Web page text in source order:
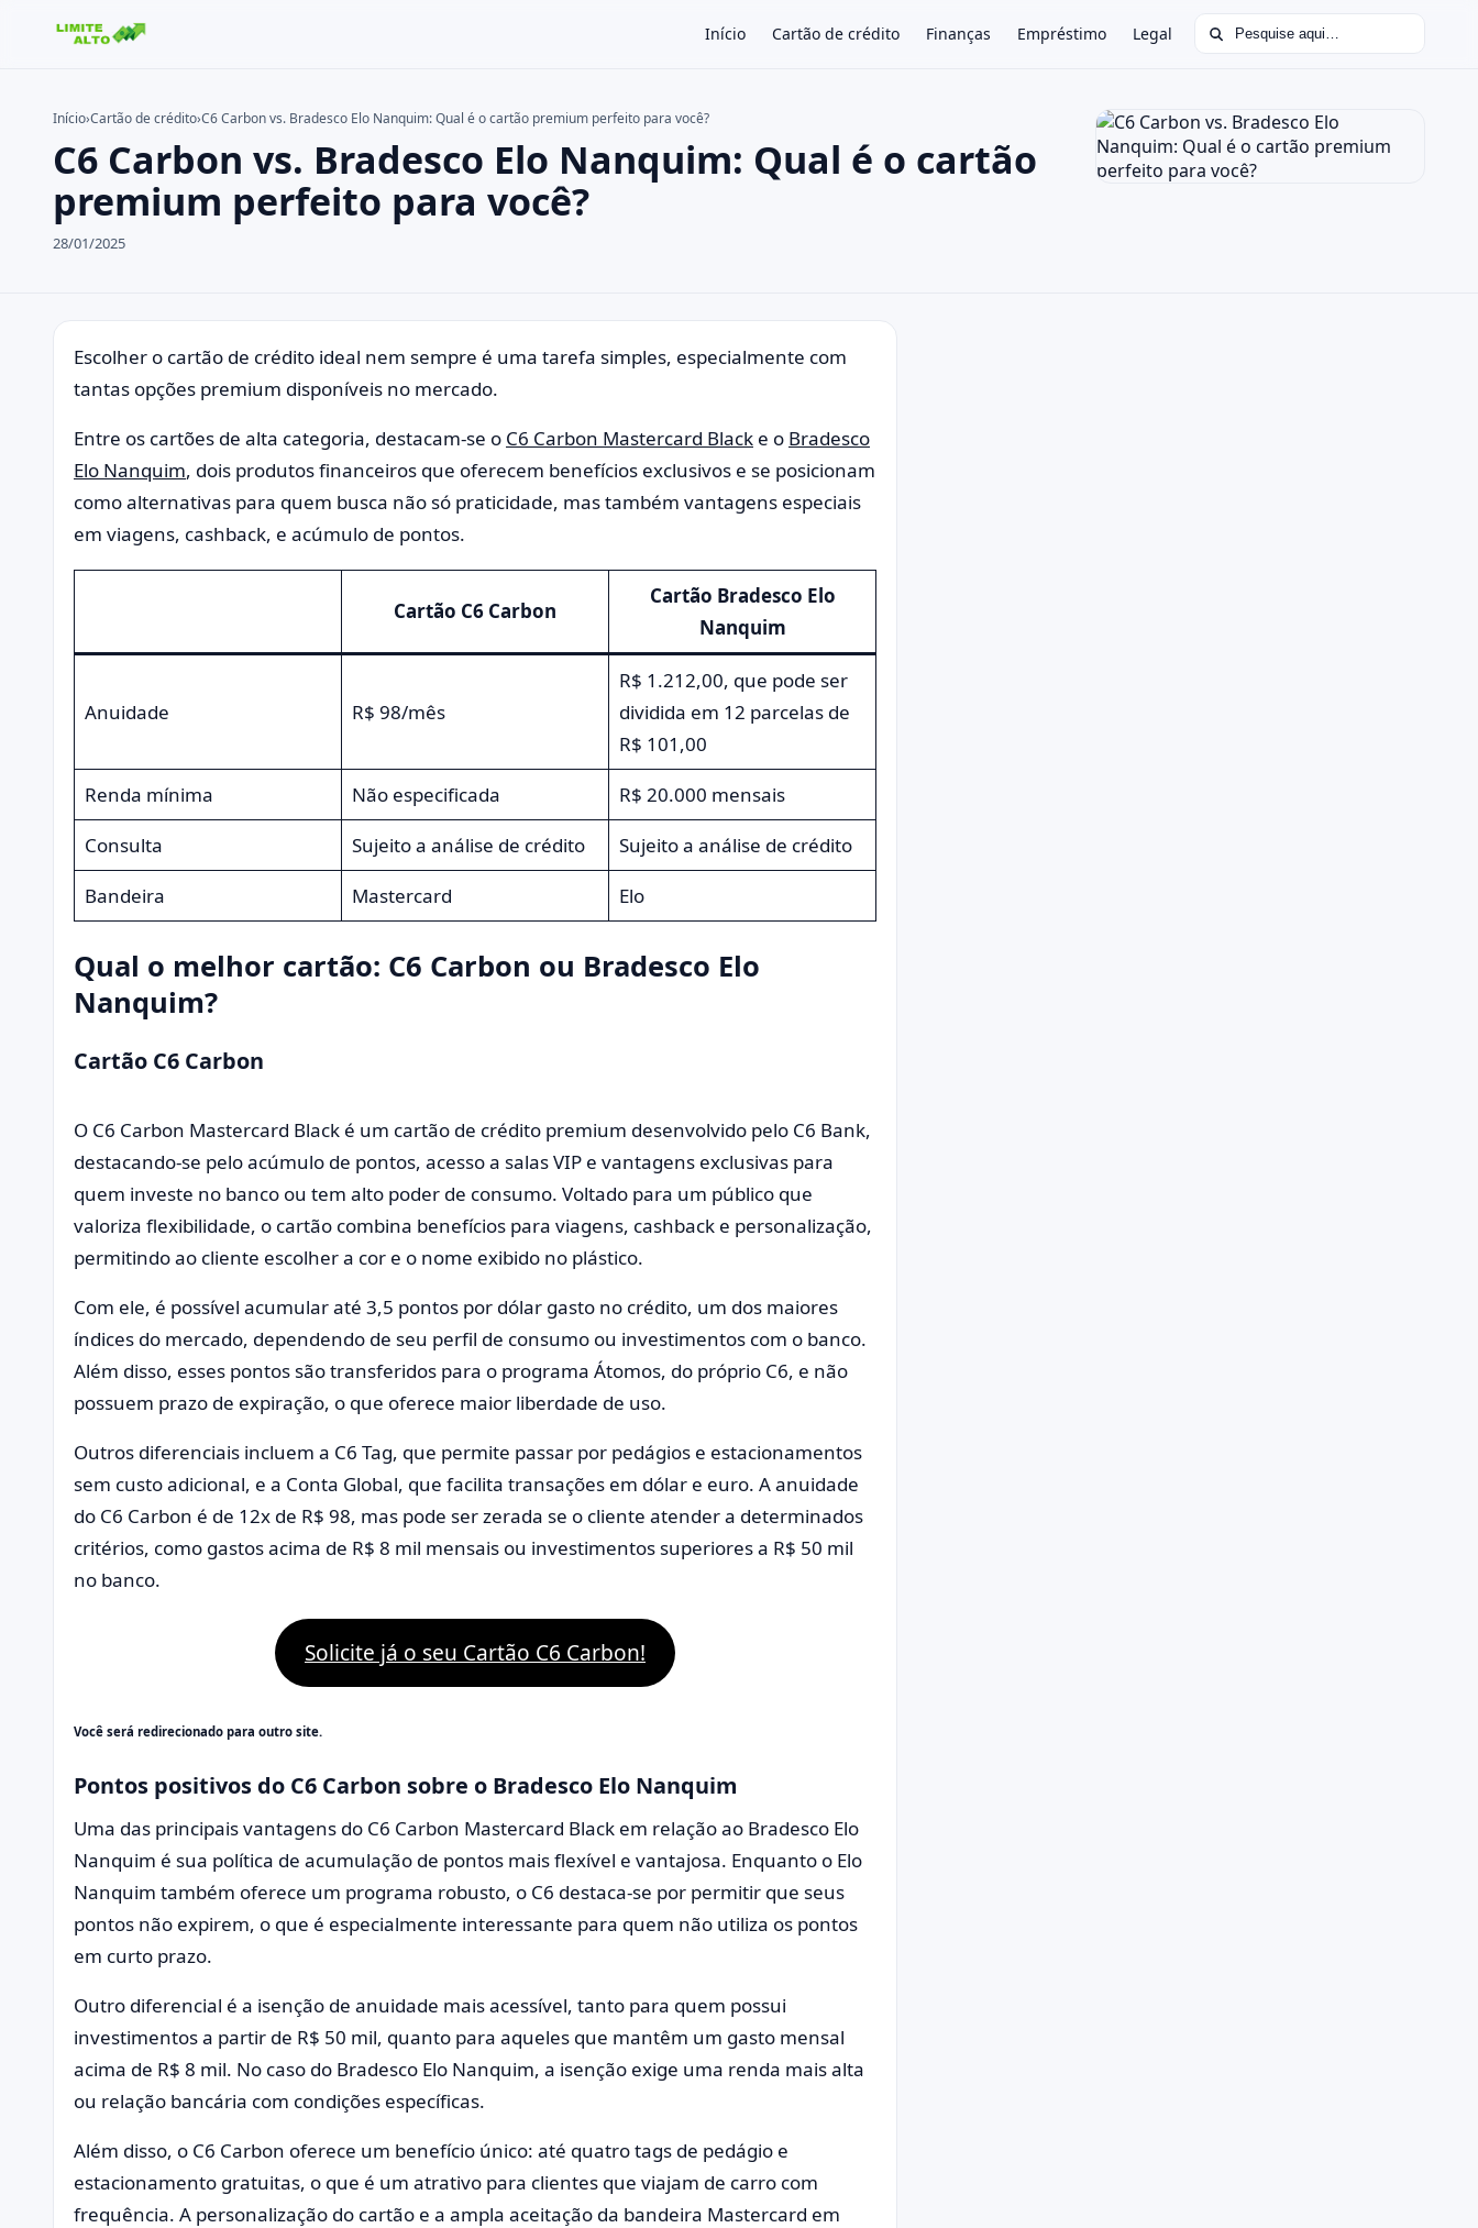
Início Cartão de crédito Finanças Empréstimo Legal Buscar por:
Buscar no site ×
Pressione Enter para buscar ou ESC para fechar.
Início›Cartão de crédito›C6 Carbon vs. Bradesco Elo Nanquim: Qual é o cartão premium perfeito para você?
C6 Carbon vs. Bradesco Elo Nanquim: Qual é o cartão
premium perfeito para você?
28/01/2025
Escolher o cartão de crédito ideal nem sempre é uma tarefa simples, especialmente com
tantas opções premium disponíveis no mercado.
Entre os cartões de alta categoria, destacam-se o C6 Carbon Mastercard Black e o Bradesco
Elo Nanquim, dois produtos financeiros que oferecem benefícios exclusivos e se posicionam
como alternativas para quem busca não só praticidade, mas também vantagens especiais
em viagens, cashback, e acúmulo de pontos.
Cartão C6 Carbon
Cartão Bradesco Elo
Nanquim
Anuidade R$ 98/mês
R$ 1.212,00, que pode ser
dividida em 12 parcelas de
R$ 101,00
Renda mínima
Não especificada
R$ 20.000 mensais
Consulta
Sujeito a análise de crédito
Sujeito a análise de crédito
Bandeira
Mastercard Elo
Qual o melhor cartão: C6 Carbon ou Bradesco Elo
Nanquim?
Cartão C6 Carbon
O C6 Carbon Mastercard Black é um cartão de crédito premium desenvolvido pelo C6 Bank,
destacando-se pelo acúmulo de pontos, acesso a salas VIP e vantagens exclusivas para
quem investe no banco ou tem alto poder de consumo. Voltado para um público que
valoriza flexibilidade, o cartão combina benefícios para viagens, cashback e personalização,
permitindo ao cliente escolher a cor e o nome exibido no plástico.
Com ele, é possível acumular até 3,5 pontos por dólar gasto no crédito, um dos maiores
índices do mercado, dependendo de seu perfil de consumo ou investimentos com o banco.
Além disso, esses pontos são transferidos para o programa Átomos, do próprio C6, e não
possuem prazo de expiração, o que oferece maior liberdade de uso.
Outros diferenciais incluem a C6 Tag, que permite passar por pedágios e estacionamentos
sem custo adicional, e a Conta Global, que facilita transações em dólar e euro. A anuidade
do C6 Carbon é de 12x de R$ 98, mas pode ser zerada se o cliente atender a determinados
critérios, como gastos acima de R$ 8 mil mensais ou investimentos superiores a R$ 50 mil
no banco.
Solicite já o seu Cartão C6 Carbon!
Você será redirecionado para outro site.
Pontos positivos do C6 Carbon sobre o Bradesco Elo Nanquim
Uma das principais vantagens do C6 Carbon Mastercard Black em relação ao Bradesco Elo
Nanquim é sua política de acumulação de pontos mais flexível e vantajosa. Enquanto o Elo
Nanquim também oferece um programa robusto, o C6 destaca-se por permitir que seus
pontos não expirem, o que é especialmente interessante para quem não utiliza os pontos
em curto prazo.
Outro diferencial é a isenção de anuidade mais acessível, tanto para quem possui
investimentos a partir de R$ 50 mil, quanto para aqueles que mantêm um gasto mensal
acima de R$ 8 mil. No caso do Bradesco Elo Nanquim, a isenção exige uma renda mais alta
ou relação bancária com condições específicas.
Além disso, o C6 Carbon oferece um benefício único: até quatro tags de pedágio e
estacionamento gratuitas, o que é um atrativo para clientes que viajam de carro com
frequência. A personalização do cartão e a ampla aceitação da bandeira Mastercard em